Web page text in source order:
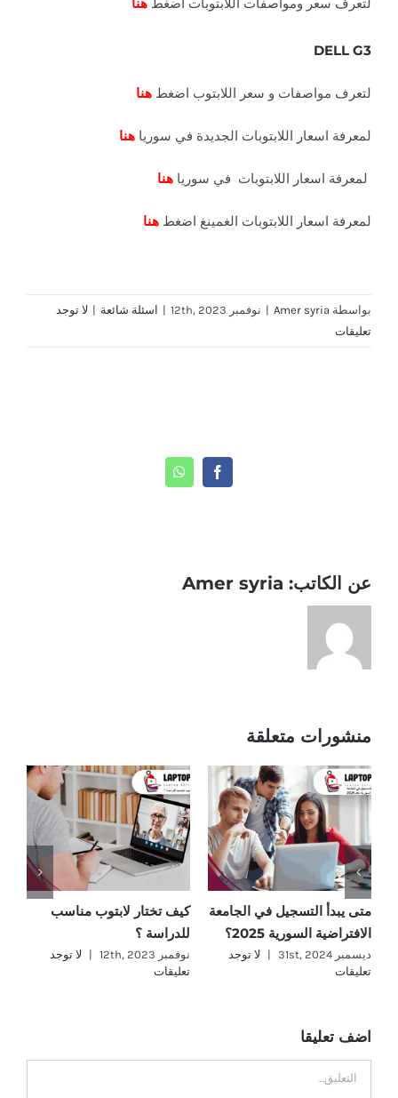
لتعرف سعر ومواصفات اللابتوبات اضغط هنا
DELL G3
لتعرف مواصفات و سعر اللابتوب اضغط هنا
لمعرفة اسعار اللابتوبات الجديدة في سوريا هنا
لمعرفة اسعار اللابتوبات في سوريا هنا
لمعرفة اسعار اللابتوبات الغمينغ اضغط هنا
بواسطة Amer syria
| نوفمبر 12th, 2023 | اسئلة شائعة | لا توجد
تعليقات
Facebook
WhatsApp
عن الكاتب: Amer syria
منشورات متعلقة
متى يبدأ التسجيل في الجامعة
الافتراضية السورية 2025؟
ديسمبر 31st, 2024 |
لا توجد
تعليقات
كيف تختار لابتوب مناسب
للدراسة ؟
نوفمبر 12th, 2023 |
لا توجد
تعليقات
اضف تعليقا
تعليق